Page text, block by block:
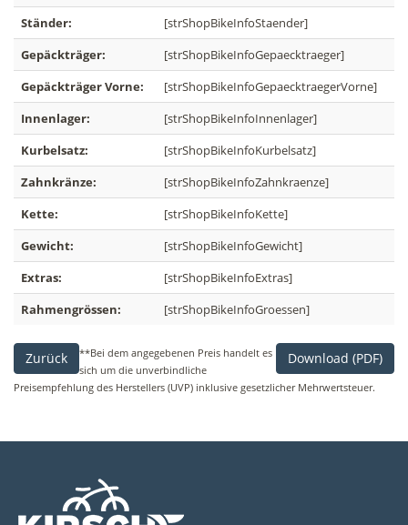
Ständer:
[strShopBikeInfoStaender]
Gepäckträger:
[strShopBikeInfoGepaecktraeger]
Gepäckträger Vorne:
[strShopBikeInfoGepaecktraegerVorne]
Innenlager:
[strShopBikeInfoInnenlager]
Kurbelsatz:
[strShopBikeInfoKurbelsatz]
Zahnkränze:
[strShopBikeInfoZahnkraenze]
Kette:
[strShopBikeInfoKette]
Gewicht:
[strShopBikeInfoGewicht]
Extras:
[strShopBikeInfoExtras]
Rahmengrössen:
[strShopBikeInfoGroessen]
Zurück Download (PDF)
**Bei dem angegebenen Preis handelt es
sich um die unverbindliche
Preisempfehlung des Herstellers (UVP) inklusive gesetzlicher Mehrwertsteuer.